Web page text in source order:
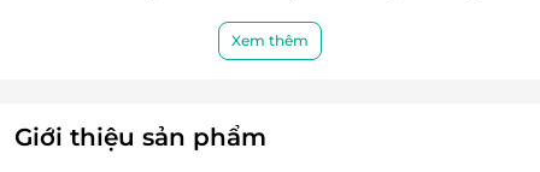
Lầu B2 Saigon Centre, 65 Lê Lợi, P. Bến Nghé, Quận
Tầng hầm Vạn Hạnh Mall, 11 Sư Vạn Hạnh, P. 12, Quận
không chịu trách nhiệm hoàn trả các mã thẻ bị
LifeLink không chịu trách nhiệm đối với chất
lượng của sản phẩm hoặc dịch vụ được cung
Xem thêm
Giới thiệu sản phẩm